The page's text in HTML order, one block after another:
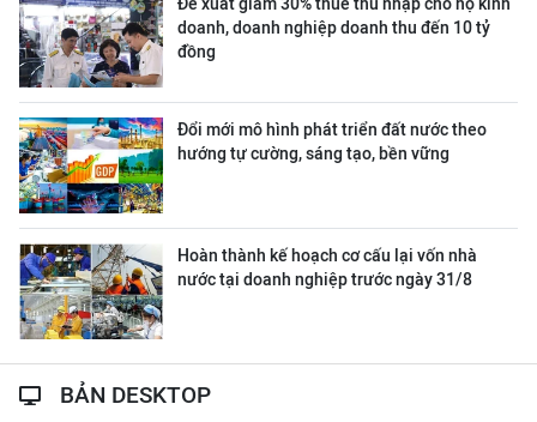
doanh, doanh nghiệp doanh thu đến 10 tỷ
đồng
Đổi mới mô hình phát triển đất nước theo
hướng tự cường, sáng tạo, bền vững
Hoàn thành kế hoạch cơ cấu lại vốn nhà
nước tại doanh nghiệp trước ngày 31/8
BẢN DESKTOP